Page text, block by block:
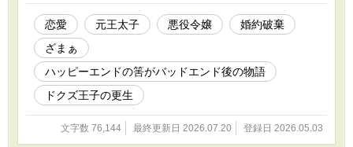
太子を迎えに行くのだったが…。 王道の悪役
令嬢物語のハッピーエンド後の話がハッピーじ
ゃなかったし地獄だったし15年経っても悪役令
か？
恋愛 元王太子 悪役令嬢
婚約破棄
ざまぁ
ハッピーエンドの筈がバッドエンド後の物語
ドクズ王子の更生
文字数 76,144 最終更新日 2026.07.20 登録日 2026.05.03